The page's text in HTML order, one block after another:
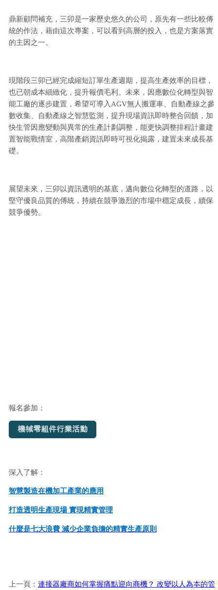
鼎新顧問補充，三卯是一家歷史悠久的公司，原先有一些比較傳
統的作法，藉由這次專案，可以看到高層的投入，也是方案落實
的主因之一。
現階段三卯已經完成縮短訂單生產週期，提高生產效率的目標，
也已朝成本細緻化，提升報價毛利。未來，因應數位化轉型與智
能工廠的逐步建置，希望可導入AGV無人搬運車、自動產線之參
數收集、自動產線之智慧監測，提升現場資訊即時整合回饋，加
快生管因應變動與異常的生產計劃調整，能更快調整排程計畫建
置智能戰情室，高階產銷資訊即時可視化揭露，建置未來成長基
礎。
展望未來，三卯以資訊透明的基底，邁向數位化轉型的道路，以
堅守優良品質的傳統，持續在競爭激烈的市場中穩定成長，續保
競爭優勢。
報名參加 ：
深入了解 ：
智慧製造在機加工產業的應用
打造透明生產現場 實現精實管理
什麼是七大浪費 減少企業負擔的精實生產原則
上一頁： 連接器廠商如何掌握痛點迎向商機？ 改變以人為本的管